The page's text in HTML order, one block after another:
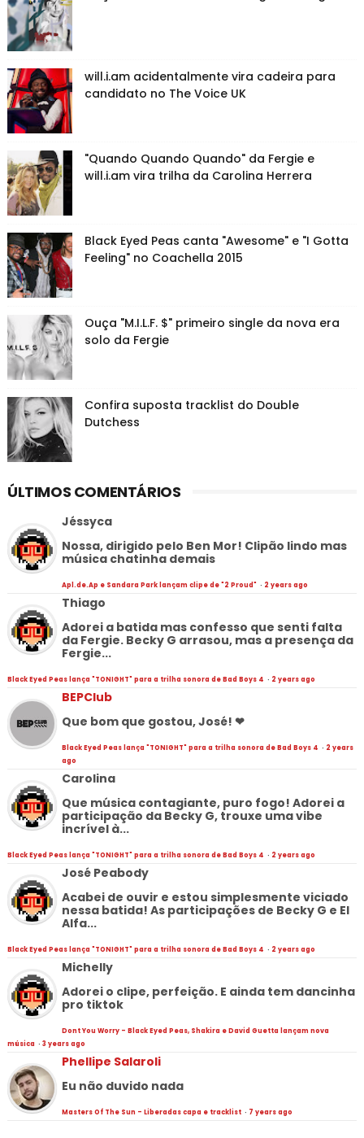
will.i.am acidentalmente vira cadeira para
candidato no The Voice UK
"Quando Quando Quando" da Fergie e
will.i.am vira trilha da Carolina Herrera
Black Eyed Peas canta "Awesome" e "I Gotta
Feeling" no Coachella 2015
Ouça "M.I.L.F. $" primeiro single da nova era
solo da Fergie
Confira suposta tracklist do Double
Dutchess
ÚLTIMOS COMENTÁRIOS
Jéssyca
Nossa, dirigido pelo Ben Mor! Clipão lindo mas
música chatinha demais
Apl.de.Ap e Sandara Park lançam clipe de "2 Proud" · 2 years ago
Thiago
Adorei a batida mas confesso que senti falta
da Fergie. Becky G arrasou, mas a presença da
Fergie...
Black Eyed Peas lança "TONIGHT" para a trilha sonora de Bad Boys 4 · 2 years ago
BEPClub
Que bom que gostou, José! ❤
Black Eyed Peas lança "TONIGHT" para a trilha sonora de Bad Boys 4 · 2 years
ago
Carolina
Que música contagiante, puro fogo! Adorei a
participação da Becky G, trouxe uma vibe
incrível à...
Black Eyed Peas lança "TONIGHT" para a trilha sonora de Bad Boys 4 · 2 years ago
José Peabody
Acabei de ouvir e estou simplesmente viciado
nessa batida! As participações de Becky G e El
Alfa...
Black Eyed Peas lança "TONIGHT" para a trilha sonora de Bad Boys 4 · 2 years ago
Michelly
Adorei o clipe, perfeição. E ainda tem dancinha
pro tiktok
Dont You Worry - Black Eyed Peas, Shakira e David Guetta lançam nova
música · 3 years ago
Phellipe Salaroli
Eu não duvido nada
Masters Of The Sun - Liberadas capa e tracklist · 7 years ago